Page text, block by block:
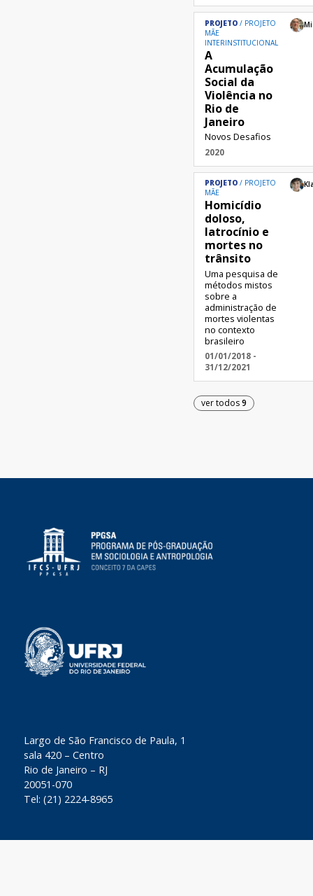
PROJETO
PROJETO
MÃE
INTERINSTITUCIONAL
A
Acumulação
Social da
Violência no
Rio de
Janeiro
Novos Desafios
2020
PROJETO
PROJETO
MÃE
Homicídio
doloso,
latrocínio e
mortes no
trânsito
Uma pesquisa de
métodos mistos
sobre a
administração de
mortes violentas
no contexto
brasileiro
01/01/2018 -
31/12/2021
ver todos9
​Largo de São Francisco de Paula, 1
sala 420 – Centro
Rio de Janeiro – RJ
20051-070
Tel: (21) 2224-8965